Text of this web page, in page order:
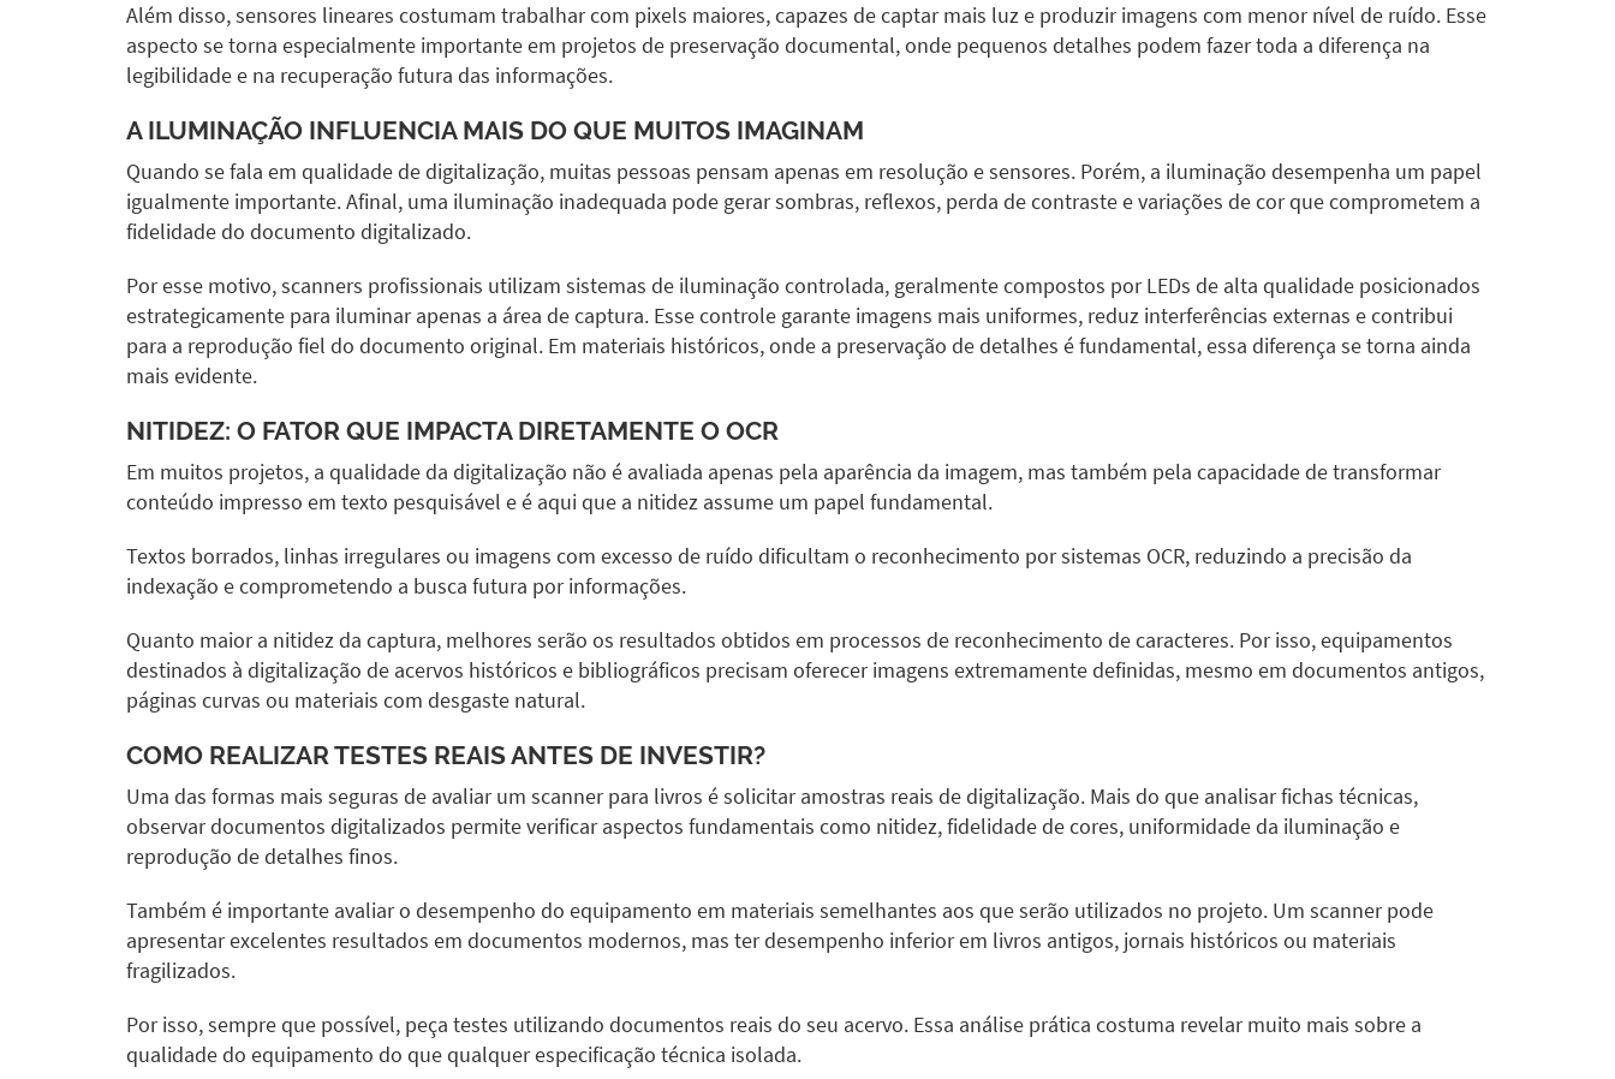
Além disso, sensores lineares costumam trabalhar com pixels maiores, capazes de captar mais luz e produzir imagens com menor nível de ruído. Esse
aspecto se torna especialmente importante em projetos de preservação documental, onde pequenos detalhes podem fazer toda a diferença na
legibilidade e na recuperação futura das informações.
A ILUMINAÇÃO INFLUENCIA MAIS DO QUE MUITOS IMAGINAM
Quando se fala em qualidade de digitalização, muitas pessoas pensam apenas em resolução e sensores. Porém, a iluminação desempenha um papel
igualmente importante. Afinal, uma iluminação inadequada pode gerar sombras, reflexos, perda de contraste e variações de cor que comprometem a
fidelidade do documento digitalizado.
Por esse motivo, scanners profissionais utilizam sistemas de iluminação controlada, geralmente compostos por LEDs de alta qualidade posicionados
estrategicamente para iluminar apenas a área de captura. Esse controle garante imagens mais uniformes, reduz interferências externas e contribui
para a reprodução fiel do documento original. Em materiais históricos, onde a preservação de detalhes é fundamental, essa diferença se torna ainda
mais evidente.
NITIDEZ: O FATOR QUE IMPACTA DIRETAMENTE O OCR
Em muitos projetos, a qualidade da digitalização não é avaliada apenas pela aparência da imagem, mas também pela capacidade de transformar
conteúdo impresso em texto pesquisável e é aqui que a nitidez assume um papel fundamental.
Textos borrados, linhas irregulares ou imagens com excesso de ruído dificultam o reconhecimento por sistemas OCR, reduzindo a precisão da
indexação e comprometendo a busca futura por informações.
Quanto maior a nitidez da captura, melhores serão os resultados obtidos em processos de reconhecimento de caracteres. Por isso, equipamentos
destinados à digitalização de acervos históricos e bibliográficos precisam oferecer imagens extremamente definidas, mesmo em documentos antigos,
páginas curvas ou materiais com desgaste natural.
COMO REALIZAR TESTES REAIS ANTES DE INVESTIR?
Uma das formas mais seguras de avaliar um scanner para livros é solicitar amostras reais de digitalização. Mais do que analisar fichas técnicas,
observar documentos digitalizados permite verificar aspectos fundamentais como nitidez, fidelidade de cores, uniformidade da iluminação e
reprodução de detalhes finos.
Também é importante avaliar o desempenho do equipamento em materiais semelhantes aos que serão utilizados no projeto. Um scanner pode
apresentar excelentes resultados em documentos modernos, mas ter desempenho inferior em livros antigos, jornais históricos ou materiais
fragilizados.
Por isso, sempre que possível, peça testes utilizando documentos reais do seu acervo. Essa análise prática costuma revelar muito mais sobre a
qualidade do equipamento do que qualquer especificação técnica isolada.